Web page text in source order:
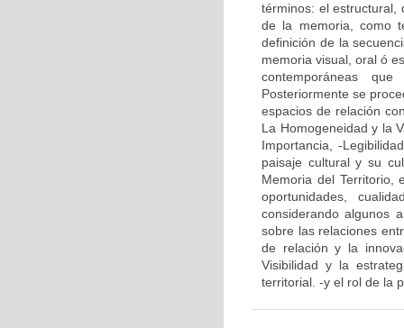
términos: el estructural,
de la memoria, como
definición de la
memoria visual, oral ó
contemporáneas
Posteriormente se
espacios de relación
La Homogeneidad y la
Importancia, -
paisaje cultural y su
Memoria del Territorio,
oportunidades,
considerando algunos
sobre las relaciones
de relación y la
Visibilidad y la
territorial. -y el rol de la